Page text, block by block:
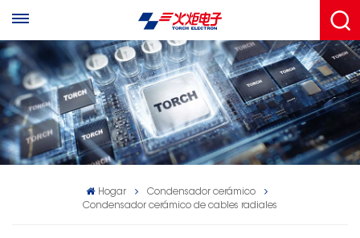
Hogar
Condensador cerámico
Condensador cerámico de cables radiales